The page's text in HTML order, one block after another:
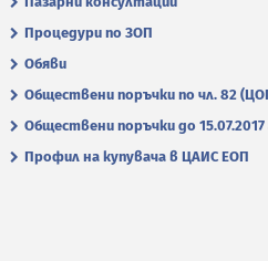
Процедури по ЗОП
Обяви
Обществени поръчки по чл. 82
Обществени поръчки до 15.07.2017
Профил на купувача в ЦАИС ЕОП